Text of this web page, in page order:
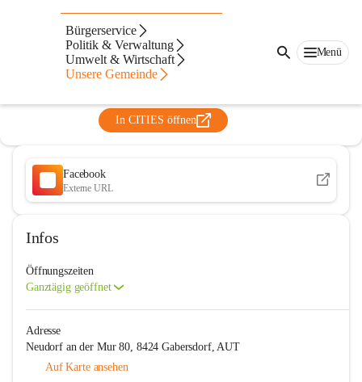
Bürgerservice
Politik & Verwaltung
Umwelt & Wirtschaft
Unsere Gemeinde
Menü
Freiwillige Feuerwehr Neudorf an
der Mur
@freiwillige-feuerwehr-neudorf-an-der-mur
Verein, Feuerwehr
In CITIES öffnen
Facebook
Externe URL
Infos
Öffnungszeiten
Ganztägig geöffnet
Adresse
Neudorf an der Mur 80, 8424 Gabersdorf, AUT
Auf Karte ansehen